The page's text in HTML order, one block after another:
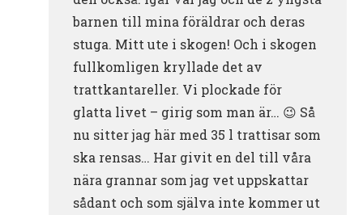
barnen till mina föräldrar och deras
stuga. Mitt ute i skogen! Och i skogen
fullkomligen kryllade det av
trattkantareller. Vi plockade för
glatta livet – girig som man är… 😉 Så
nu sitter jag här med 35 l trattisar som
ska rensas… Har givit en del till våra
nära grannar som jag vet uppskattar
sådant och som själva inte kommer ut